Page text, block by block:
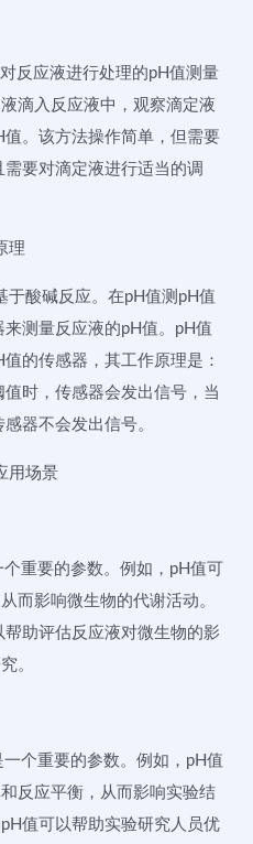
反应液进行处理的pH值测量
滴入反应液中，观察滴定液
。该方法操作简单，但需要
要对滴定液进行适当的调
理
于酸碱反应。在pH值测pH值
测量反应液的pH值。pH值
的传感器，其工作原理是：
时，传感器会发出信号，当
器不会发出信号。
用场景
重要的参数。例如，pH值可
而影响微生物的代谢活动。
助评估反应液对微生物的影
。
个重要的参数。例如，pH值
反应平衡，从而影响实验结
值可以帮助实验研究人员优